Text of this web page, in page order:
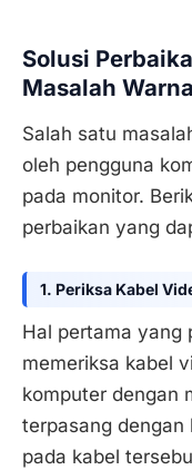
Solusi
Masalah
Salah satu
oleh pengguna
pada monitor.
perbaikan yang
1. Periksa Kabel
Hal pertama yang
memeriksa kabel
komputer dengan
terpasang dengan
pada kabel